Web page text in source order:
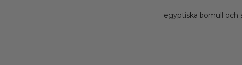
egyptiska bomull och